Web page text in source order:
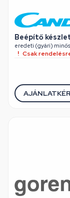
Beépítő
eredeti (gyári)
Csak